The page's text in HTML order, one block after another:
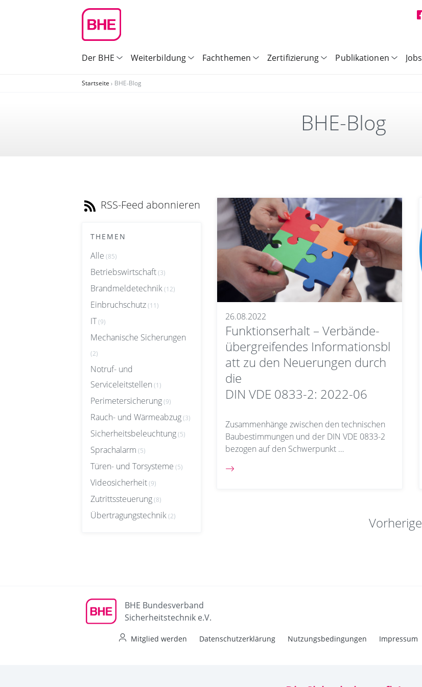
Der BHE Weiterbildung Fachthemen Zertifizierung Publikationen Jobs
Startseite BHE-Blog
BHE-Blog
RSS-Feed abonnieren
THEMEN
Alle (85)
Betriebswirtschaft(3)
Brandmeldetechnik(12)
Einbruchschutz(11)
IT(9)
Mechanische Sicherungen
(2)
Notruf- und
Serviceleitstellen (1)
Perimetersicherung(9)
Rauch- und Wärmeabzug(3)
Sicherheitsbeleuchtung(5)
Sprachalarm (5)
Türen- und Torsysteme (5)
Videosicherheit(9)
Zutrittssteuerung(8)
Übertragungstechnik(2)
26.08.2022
Funktionserhalt – Verbände-
übergreifendes Informationsbl
att zu den Neuerungen durch
die
DIN VDE 0833-2: 2022-06
Zusammenhänge zwischen den technischen
Baubestimmungen und der DIN VDE 0833-2
bezogen auf den Schwerpunkt …
Vorherige
BHE Bundesverband
Sicherheitstechnik e.V.
Mitglied werden Datenschutzerklärung Nutzungsbedingungen Impressum